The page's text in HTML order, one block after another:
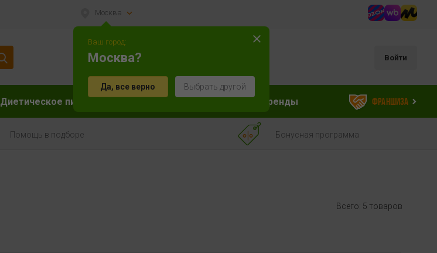
Москва
Войти
Диетическое питание Бренды Франшиза
Помощь в подборе Бонусная программа
Всего: 5 товаров
Ваш город:
Москва?
Да, все верно Выбрать другой